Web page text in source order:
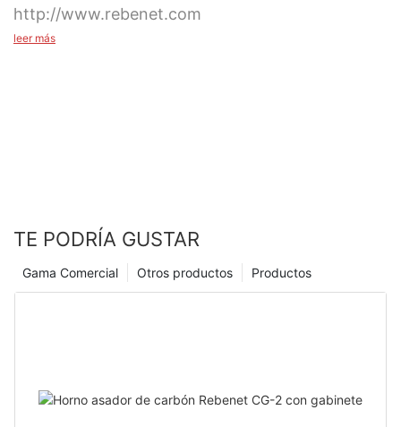
http://www.rebenet.com
leer más
TE PODRÍA GUSTAR
Productos
Otros productos
Gama Comercial